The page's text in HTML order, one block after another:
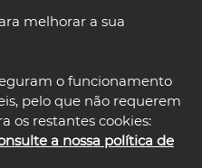
melhorar a sua
o funcionamento
pelo que não requerem
os restantes cookies:
a nossa política de
select language